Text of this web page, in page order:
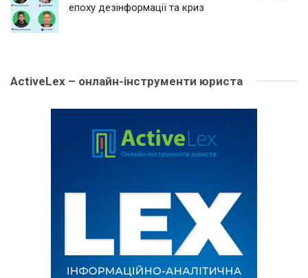
епоху дезінформації та криз
ActiveLex – онлайн-інструменти юриста